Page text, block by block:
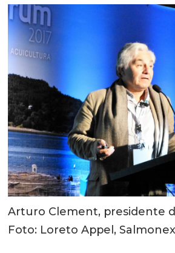
Arturo Clement, presidente
Foto: Loreto Appel,